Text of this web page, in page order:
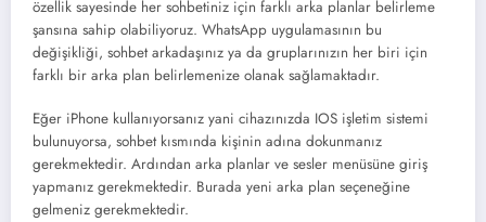
özellik sayesinde her sohbetiniz için farklı arka planlar belirleme
şansına sahip olabiliyoruz. WhatsApp uygulamasının bu
değişikliği, sohbet arkadaşınız ya da gruplarınızın her biri için
farklı bir arka plan belirlemenize olanak sağlamaktadır.
Eğer iPhone kullanıyorsanız yani cihazınızda IOS işletim sistemi
bulunuyorsa, sohbet kısmında kişinin adına dokunmanız
gerekmektedir. Ardından arka planlar ve sesler menüsüne giriş
yapmanız gerekmektedir. Burada yeni arka plan seçeneğine
gelmeniz gerekmektedir.